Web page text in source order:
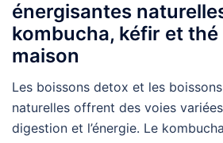
énergisantes
kombucha, kéfir et thé
maison
Les boissons detox et les
naturelles offrent des voies
digestion et l’énergie. Le